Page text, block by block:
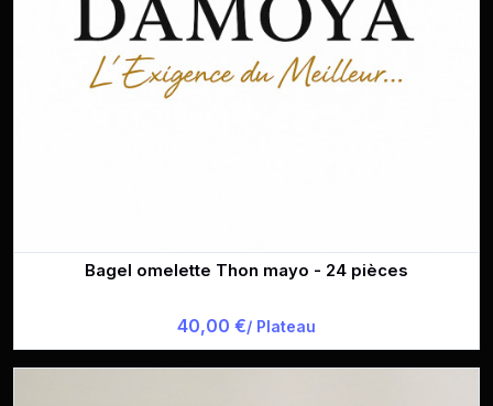
Bagel omelette Thon mayo - 24 pièces
40,00 €/ Plateau